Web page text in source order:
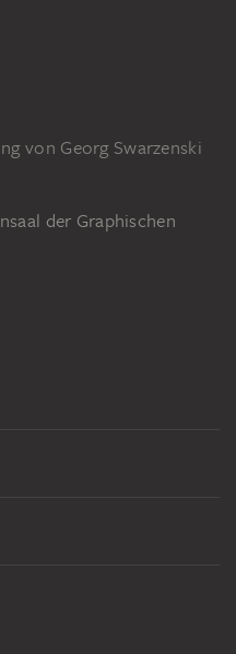
von Georg Swarzenski
der Graphischen